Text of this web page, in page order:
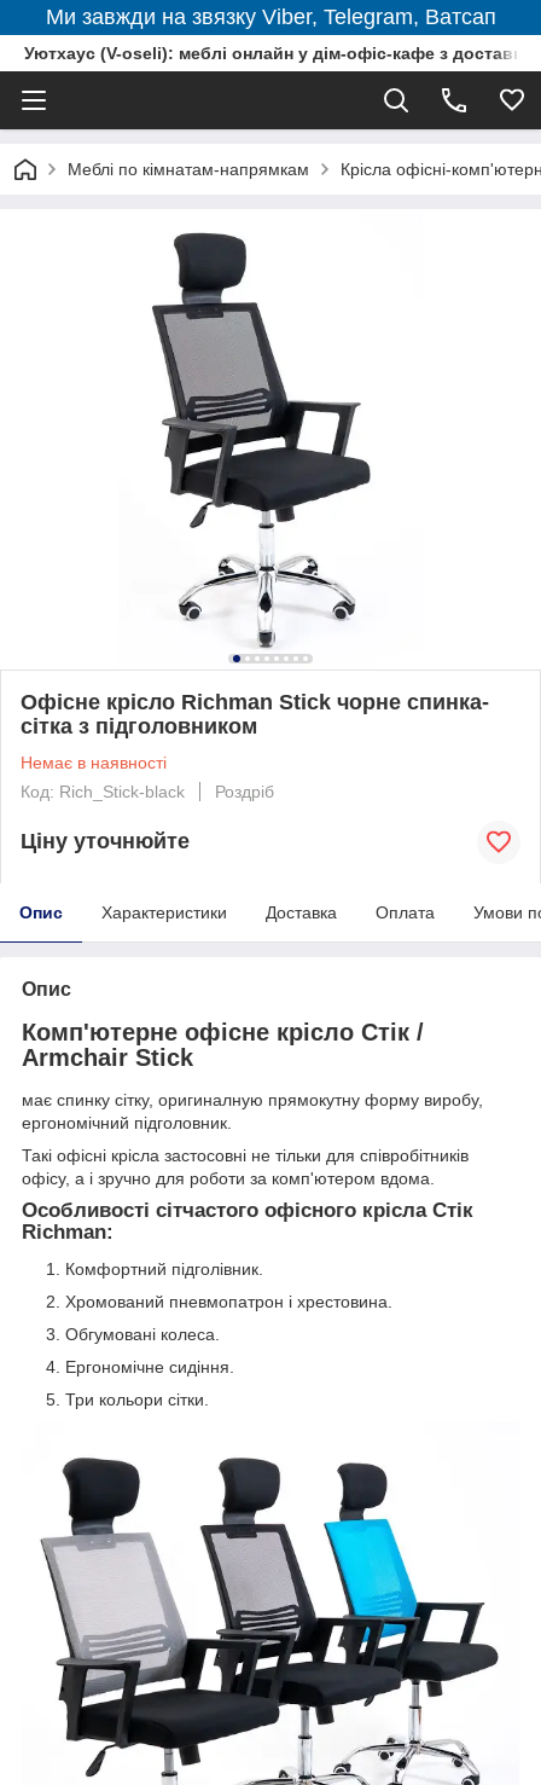
Ми завжди на звязку Viber, Telegram, Ватсап
Уютхаус (V-oseli): меблі онлайн у дім-офіс-кафе з
Меблі по кімнатам-напрямкам Крісла офісні-
Офісне крісло Richman Stick чорне спинка-
сітка з підголовником
Немає в наявності
Код: Rich_Stick-black
Роздріб
Ціну уточнюйте
Опис Характеристики Доставка Оплата Умови
Опис
Комп'ютерне офісне крісло Стік /
Armchair Stick
має спинку сітку, оригиналную прямокутну форму виробу,
ергономічний підголовник.
Такі офісні крісла застосовні не тільки для співробітників
офісу, а і зручно для роботи за комп'ютером вдома.
Особливості сітчастого офісного крісла Стік
Richman:
Комфортний підголівник.
Хромований пневмопатрон і хрестовина.
Обгумовані колеса.
Ергономічне сидіння.
Три кольори сітки.